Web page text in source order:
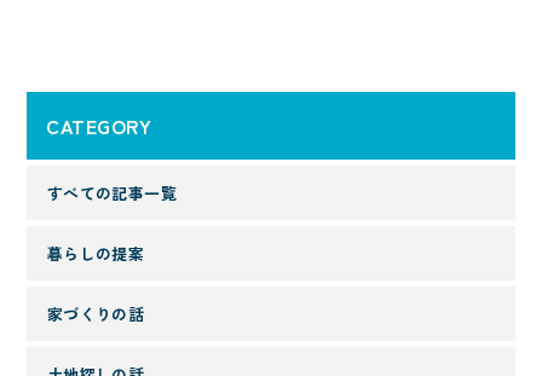
CATEGORY
すべての記事一覧
暮らしの提案
家づくりの話